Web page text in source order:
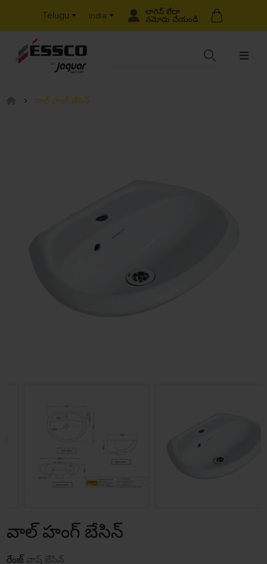
Telugu India
లాగిన్ లేదా
నమోదు చేయండి
వాల్ హంగ్ బేసిన్
వాల్ హంగ్ బేసిన్
రేంజ్ వాష్ బేసిన్